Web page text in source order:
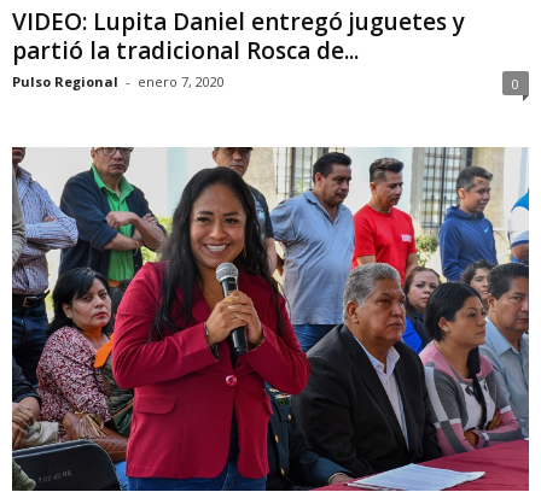
VIDEO: Lupita Daniel entregó juguetes y
partió la tradicional Rosca de...
Pulso Regional - enero 7, 2020 0